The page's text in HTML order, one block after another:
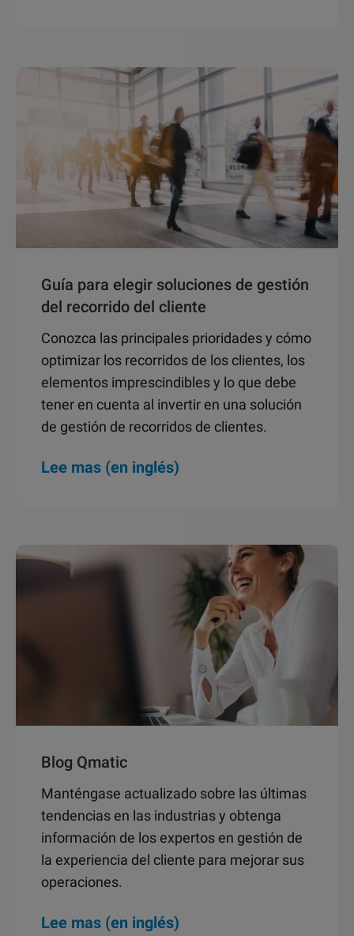
Guía para elegir soluciones de gestión
del recorrido del cliente
Conozca las principales prioridades y cómo
optimizar los recorridos de los clientes, los
elementos imprescindibles y lo que debe
tener en cuenta al invertir en una solución
de gestión de recorridos de clientes.
Lee mas (en inglés)
Blog Qmatic
Manténgase actualizado sobre las últimas
tendencias en las industrias y obtenga
información de los expertos en gestión de
la experiencia del cliente para mejorar sus
operaciones.
Lee mas (en inglés)